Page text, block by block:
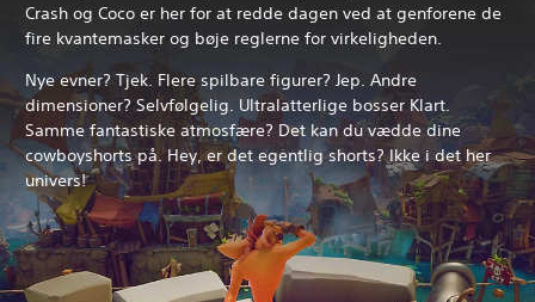
Crash og Coco er her for at redde dagen ved at genforene de
fire kvantemasker og bøje reglerne for virkeligheden.
Nye evner? Tjek. Flere spilbare figurer? Jep. Andre
dimensioner? Selvfølgelig. Ultralatterlige bosser Klart.
Samme fantastiske atmosfære? Det kan du vædde dine
cowboyshorts på. Hey, er det egentlig shorts? Ikke i det her
univers!